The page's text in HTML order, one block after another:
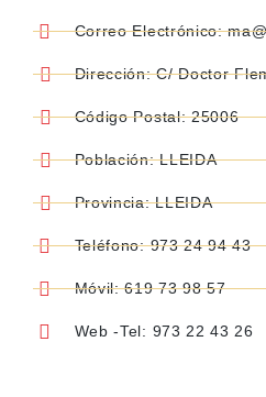
Correo Electrónico:
Dirección: C/ Doctor
Código Postal: 25006
Población: LLEIDA
Provincia: LLEIDA
Teléfono: 973 24 94 43
Móvil: 619 73 98 57
Web -Tel: 973 22 43 26